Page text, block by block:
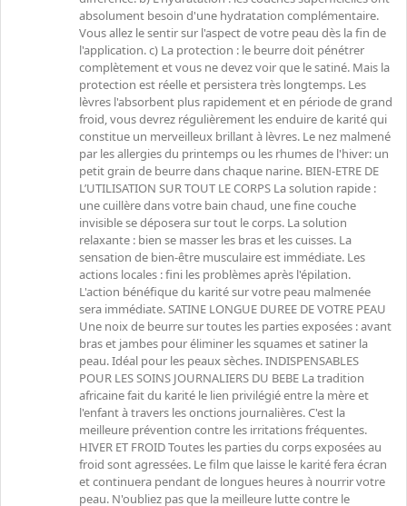
absolument besoin d'une hydratation complémentaire.
Vous allez le sentir sur l'aspect de votre peau dès la fin de
l'application. c) La protection : le beurre doit pénétrer
complètement et vous ne devez voir que le satiné. Mais la
protection est réelle et persistera très longtemps. Les
lèvres l'absorbent plus rapidement et en période de grand
froid, vous devrez régulièrement les enduire de karité qui
constitue un merveilleux brillant à lèvres. Le nez malmené
par les allergies du printemps ou les rhumes de l'hiver: un
petit grain de beurre dans chaque narine. BIEN-ETRE DE
L’UTILISATION SUR TOUT LE CORPS La solution rapide :
une cuillère dans votre bain chaud, une fine couche
invisible se déposera sur tout le corps. La solution
relaxante : bien se masser les bras et les cuisses. La
sensation de bien-être musculaire est immédiate. Les
actions locales : fini les problèmes après l'épilation.
L'action bénéfique du karité sur votre peau malmenée
sera immédiate. SATINE LONGUE DUREE DE VOTRE PEAU
Une noix de beurre sur toutes les parties exposées : avant
bras et jambes pour éliminer les squames et satiner la
peau. Idéal pour les peaux sèches. INDISPENSABLES
POUR LES SOINS JOURNALIERS DU BEBE La tradition
africaine fait du karité le lien privilégié entre la mère et
l'enfant à travers les onctions journalières. C'est la
meilleure prévention contre les irritations fréquentes.
HIVER ET FROID Toutes les parties du corps exposées au
froid sont agressées. Le film que laisse le karité fera écran
et continuera pendant de longues heures à nourrir votre
peau. N'oubliez pas que la meilleure lutte contre le